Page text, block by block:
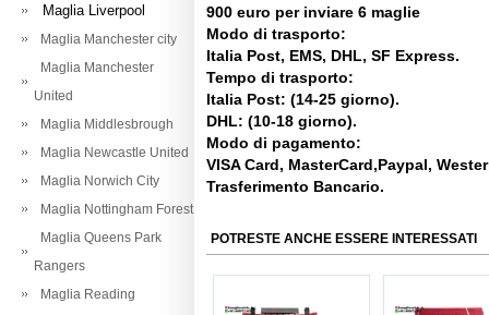
Maglia Liverpool
Maglia Manchester city
Maglia Manchester
United
Maglia Middlesbrough
Maglia Newcastle United
Maglia Norwich City
Maglia Nottingham Forest
Maglia Queens Park
Rangers
Maglia Reading
900 euro per inviare 6 maglie
Modo di trasporto:
Italia Post, EMS, DHL, SF Express.
Tempo di trasporto:
Italia Post: (14-25 giorno).
DHL: (10-18 giorno).
Modo di pagamento:
VISA Card, MasterCard,Paypal,
Trasferimento Bancario.
POTRESTE ANCHE ESSERE INTERESSATI